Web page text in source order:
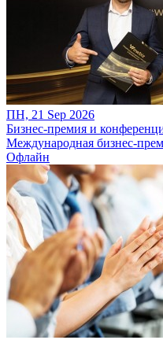
ПН, 21 Sep 2026
Бизнес-премия и
Международная бизнес-
Офлайн